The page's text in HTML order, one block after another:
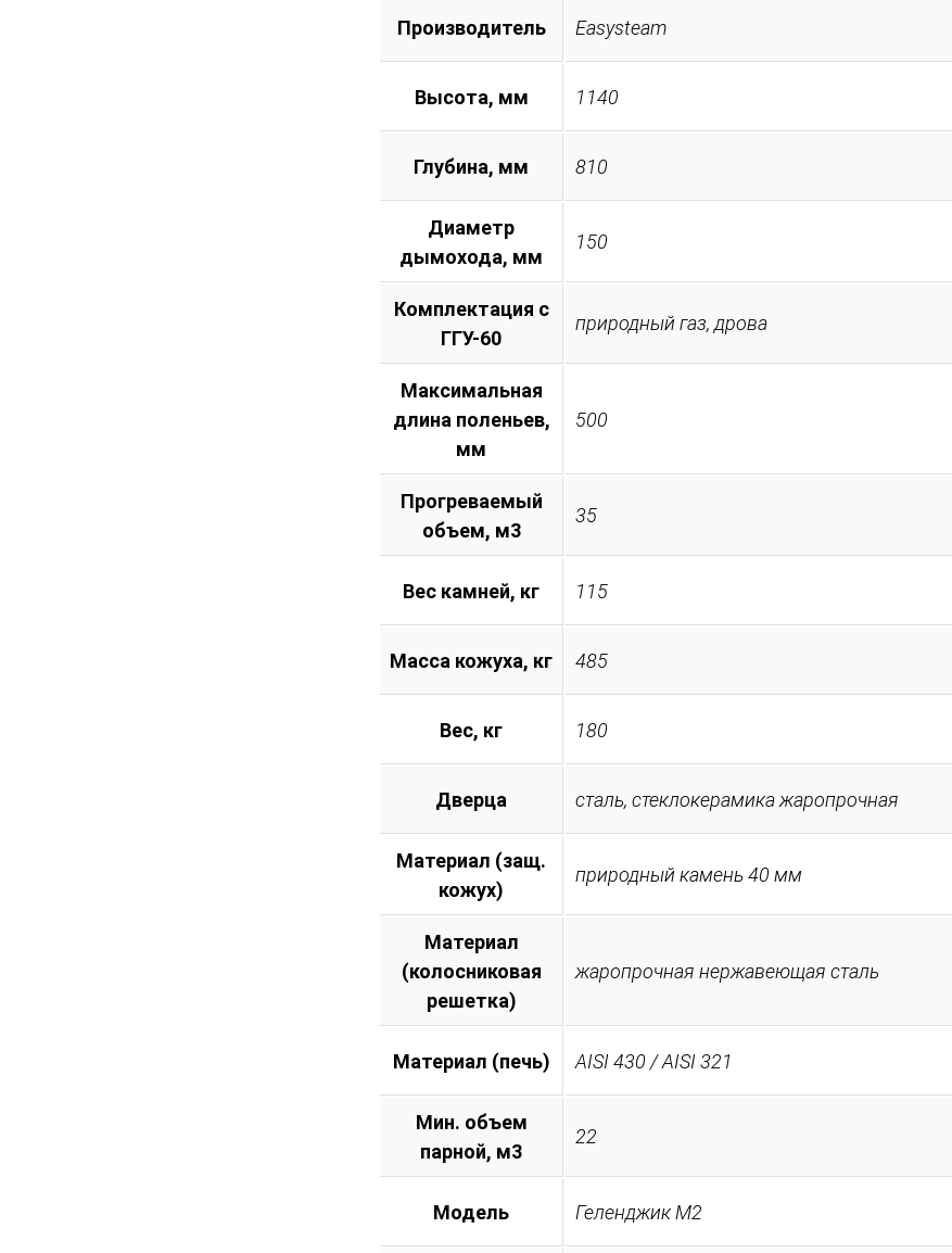
Производитель Easysteam
Высота, мм 1140
Глубина, мм 810
Диаметр
дымохода, мм
150
Комплектация с
ГГУ-60
природный газ, дрова
Максимальная
длина поленьев,
мм
500
Прогреваемый
объем, м3
35
Вес камней, кг 115
Масса кожуха, кг 485
Вес, кг 180
Дверца сталь, стеклокерамика жаропрочная
Материал (защ.
кожух)
природный камень 40 мм
Материал
(колосниковая
решетка)
жаропрочная нержавеющая сталь
Материал (печь) AISI 430 / AISI 321
Мин. объем
парной, м3
22
Модель Геленджик М2